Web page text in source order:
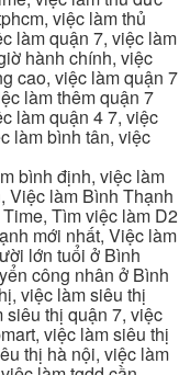
việc làm thủ
làm quận 7, việc làm
hành chính, việc
cao, việc làm quận 7
làm thêm quận 7
làm quận 4 7, việc
làm bình tân, việc
bình định, việc làm
Việc làm Bình Thạnh
Tìm việc làm D2
mới nhất, Việc làm
lớn tuổi ở Bình
công nhân ở Bình
việc làm siêu thị
siêu thị quận 7, việc
việc làm siêu thị
thị hà nội, việc làm